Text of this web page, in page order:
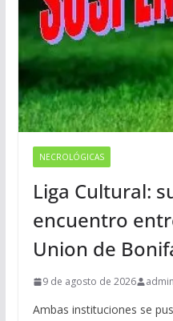
NECROLÓGICAS
Liga Cultural:
encuentro
Union de
9 de agosto de 2026 admin
Ambas instituciones se